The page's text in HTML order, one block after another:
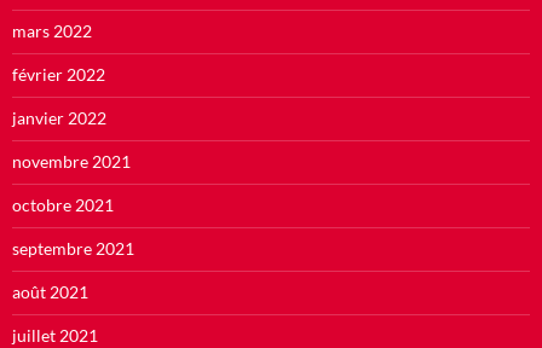
mars 2022
février 2022
janvier 2022
novembre 2021
octobre 2021
septembre 2021
août 2021
juillet 2021